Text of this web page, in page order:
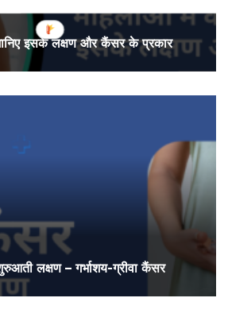
इसके लक्षण और कैंसर के प्रकार
लक्षण – गर्भाशय-ग्रीवा कैंसर